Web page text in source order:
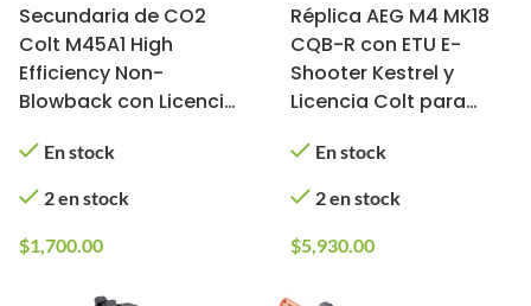
Secundaria de CO2
Colt M45A1 High
Efficiency Non-
Blowback con Licencia
(Modelo: Acero
Inoxidable)
En stock
2 en stock
$1,700.00
Réplica AEG M4 MK18
CQB-R con ETU E-
Shooter Kestrel y
Licencia Colt para
CQB-R / Tan)
En stock
2 en stock
$5,930.00